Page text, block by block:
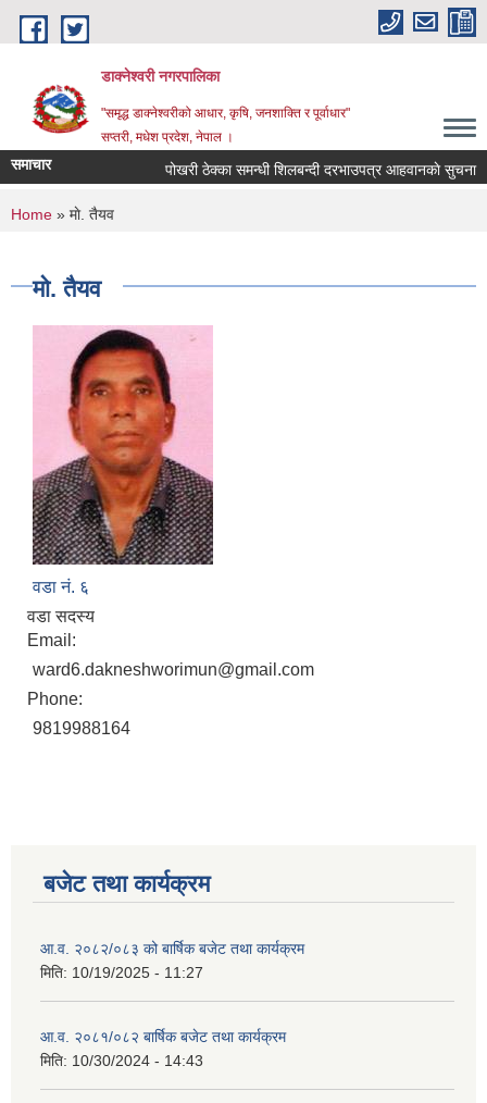
Skip to main content
डाक्नेश्वरी नगरपालिका
"समृद्ध डाक्नेश्वरीको आधार, कृषि, जनशाक्ति र पूर्वाधार"
सप्तरी, मधेश प्रदेश, नेपाल ।
समाचार पोखरी ठेक्का समन्धी शिलबन्दी दरभाउपत्र आहवानकाे सुचना
You are here
Home » माे. तैयव
माे. तैयव
वडा नं. ६
वडा सदस्य
Email:
ward6.dakneshworimun@gmail.com
Phone:
9819988164
बजेट तथा कार्यक्रम
आ.व. २०८२/०८३ को बार्षिक बजेट तथा कार्यक्रम
मिति: 10/19/2025 - 11:27
आ.व. २०८१/०८२ बार्षिक बजेट तथा कार्यक्रम
मिति: 10/30/2024 - 14:43